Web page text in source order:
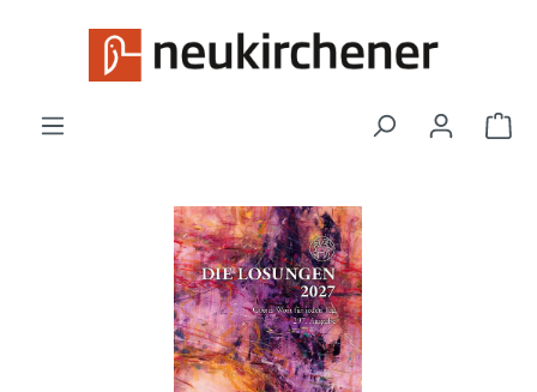
Zum Hauptinhalt springen
Bildergalerie überspringen